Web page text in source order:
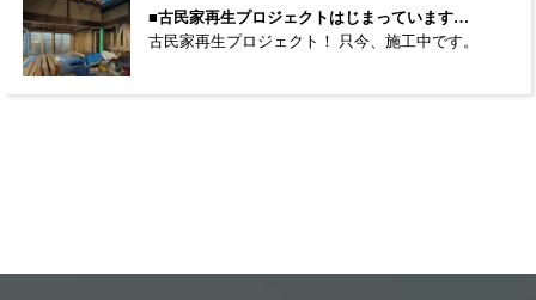
■古民家再生プロジェクトはじまっています…
古民家再生プロジェクト！ 只今、施工中です。